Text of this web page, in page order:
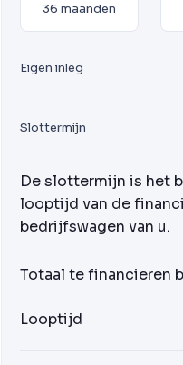
36 maanden
Eigen inleg
Slottermijn
De slottermijn is het
looptijd van de
bedrijfswagen van u.
Totaal te financieren
Looptijd